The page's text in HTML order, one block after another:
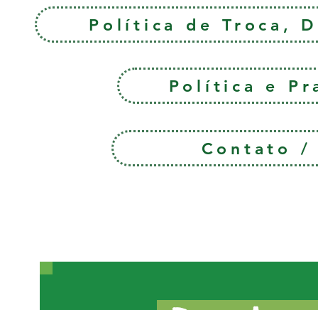
Política de Troca,
Política e
Contato /